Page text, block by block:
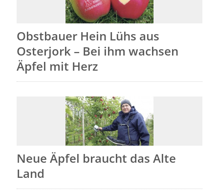
Obstbauer Hein Lühs aus
Osterjork – Bei ihm wachsen
Äpfel mit Herz
Neue Äpfel braucht das Alte
Land